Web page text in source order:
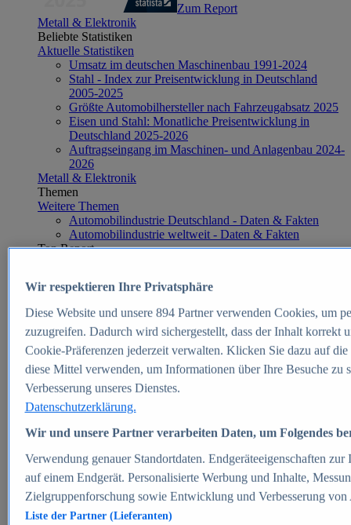
Zum Report
Metall & Elektronik
Beliebte Statistiken
Aktuelle Statistiken
Umsatz im deutschen Maschinenbau 1991-2024
Stahl - Index zur Preisentwicklung in Deutschland
2005-2025
Größte Automobilhersteller nach Fahrzeugabsatz 2025
Eisen und Stahl: Monatliche Preisentwicklung in
Deutschland 2025-2026
Auftragseingang im Maschinen- und Anlagenbau 2024-
2026
Metall & Elektronik
Themen
Weitere Themen
Automobilindustrie Deutschland - Daten & Fakten
Automobilindustrie weltweit - Daten & Fakten
Top Report
Zum Report
E-commerce
Beliebte Statistiken
Aktuelle Statistiken
E-Commerce - Entwicklung des Umsatzes in
Deutschland 1999-2025
Umsatz von Amazon in Deutschland und weltweit
2010-2025
B2C-E-Commerce: Top-50 Online Shops in
Deutschland 2024
Marktanteile von Online-Zahlungsverfahren in
Deutschland 2024
Umsatzstarke Warengruppen im Online-Handel in
Deutschland 2023-2025
Wir respektieren Ihre Privatsphäre
Diese Website und unsere 894Partner verwenden Cookies, um
zuzugreifen. Dadurch wird sichergestellt, dass der Inhalt korrekt
Cookie-Präferenzen jederzeit verwalten. Klicken Sie dazu auf
diese Mittel verwenden, um Informationen über Ihre Besuche
Verbesserung unseres Dienstes.
Datenschutzerklärung.
Wir und unsere Partner verarbeiten Daten, um Folgendes
Verwendung genauer Standortdaten. Endgeräteeigenschaften
auf einem Endgerät. Personalisierte Werbung und Inhalte,
Zielgruppenforschung sowie Entwicklung und Verbesserung von
Liste der Partner (Lieferanten)